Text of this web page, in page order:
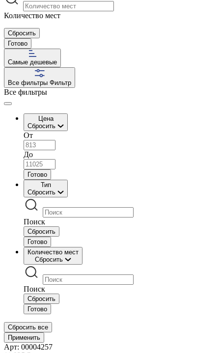
Количество мест
Сбросить
Готово
Самые дешевые
Все фильтры Фильтр
Все фильтры
Цена
Сбросить
От
До
Готово
Тип
Сбросить
Поиск
Сбросить
Готово
Количество мест
Сбросить
Поиск
Сбросить
Готово
Сбросить все
Применить
Арт: 00004257